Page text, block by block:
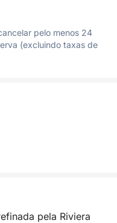
pelo menos 24
(excluindo taxas de
pela Riviera